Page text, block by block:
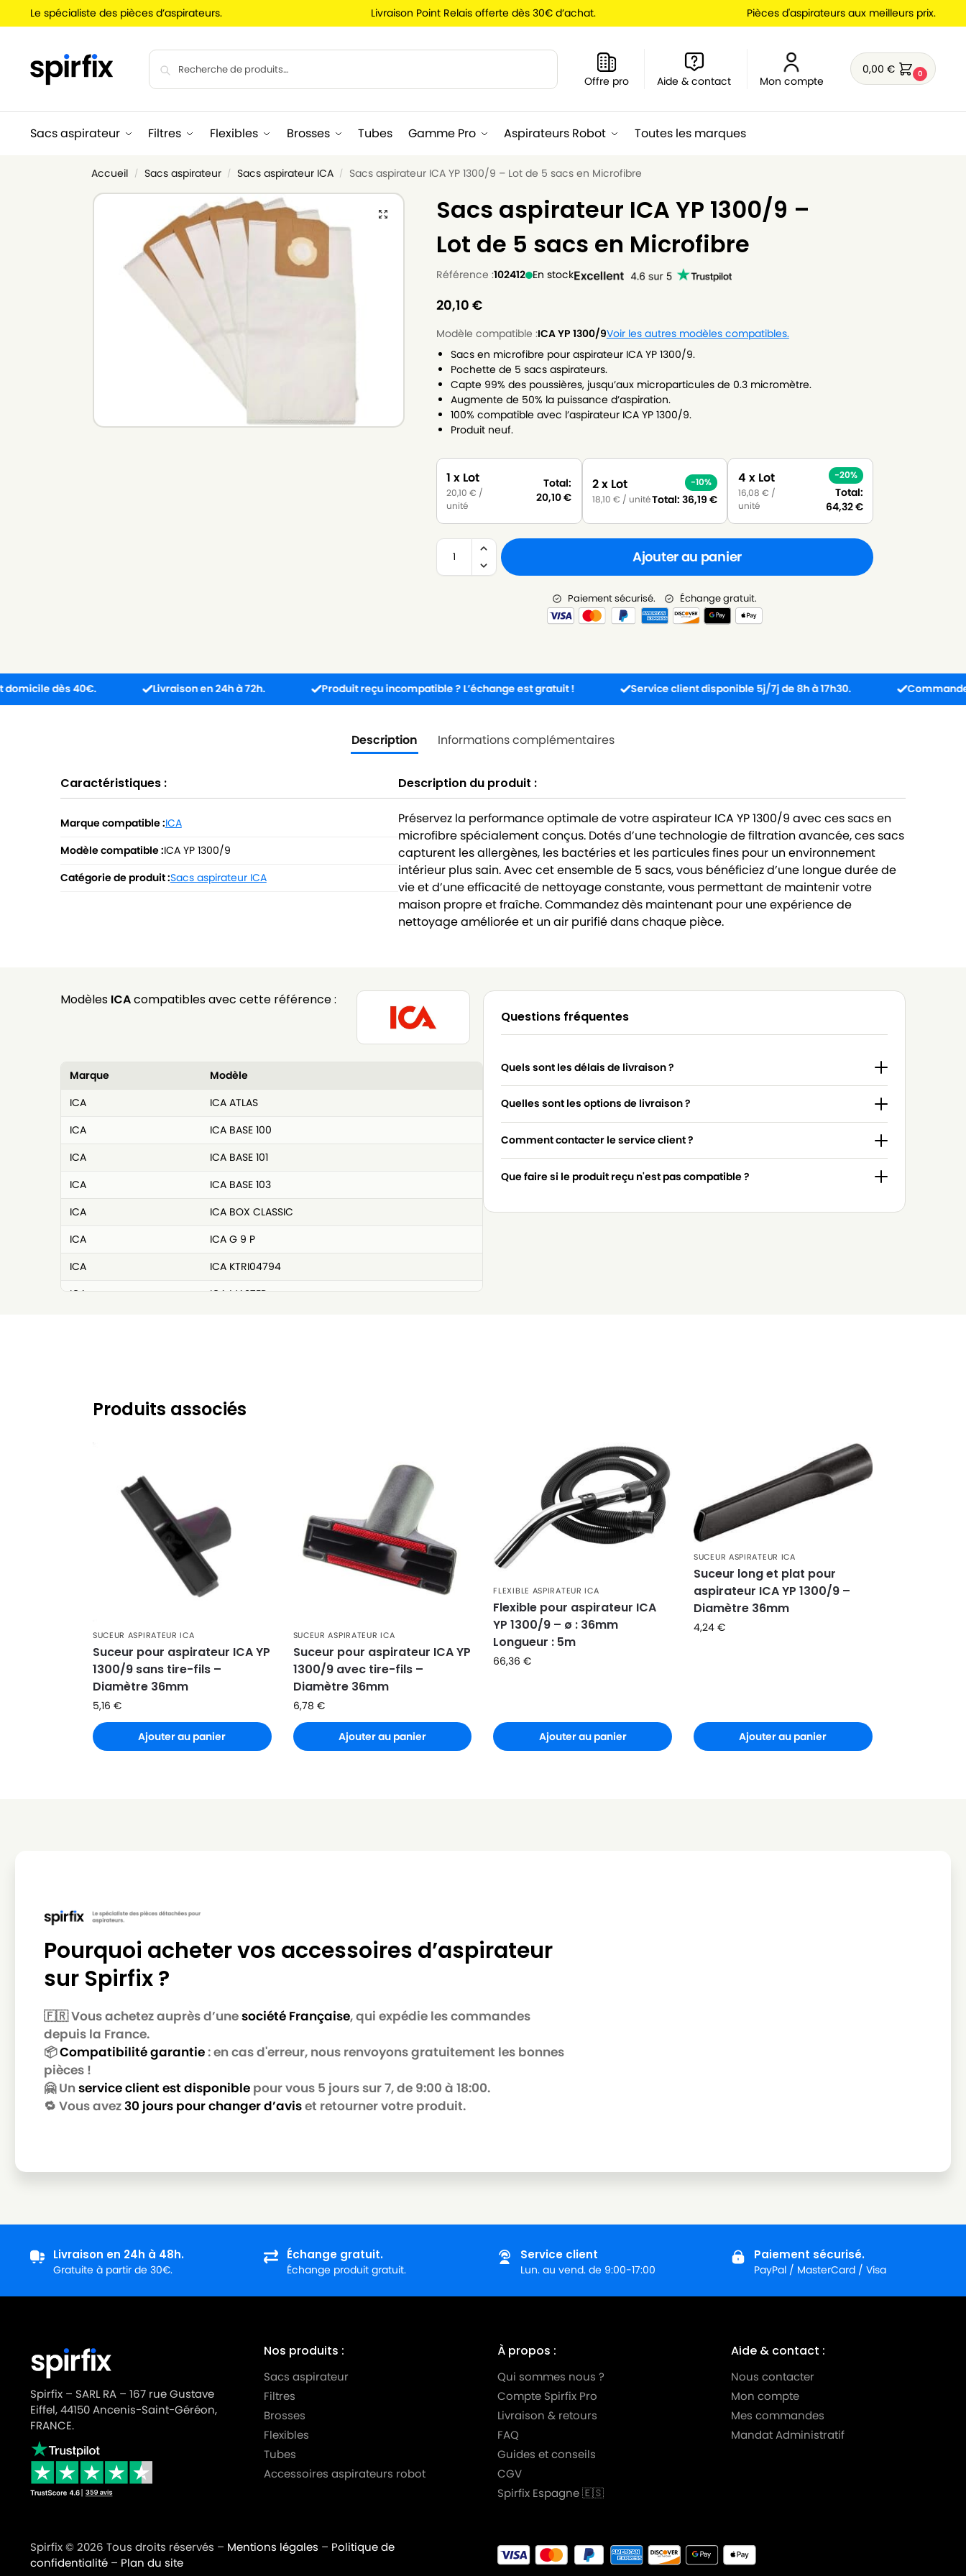
Le spécialiste des pièces d’aspirateurs. Livraison Point Relais offerte dès 30€ d’achat. Pièces d'aspirateurs aux meilleurs prix.
Offre pro Aide & contact Mon compte
0,00€ 0
Sacs aspirateur Filtres Flexibles Brosses Tubes Gamme Pro Aspirateurs Robot Toutes les marques
Accueil / Sacs aspirateur / Sacs aspirateur ICA / Sacs aspirateur ICA YP 1300/9 – Lot de 5 sacs en Microfibre
Sacs aspirateur ICA YP 1300/9 –
Lot de 5 sacs en Microfibre
Référence :102412 En stock
20,10 €
Modèle compatible :ICA YP 1300/9Voir les autres modèles compatibles.
Sacs en microfibre pour aspirateur ICA YP 1300/9.
Pochette de 5 sacs aspirateurs.
Capte 99% des poussières, jusqu’aux microparticules de 0.3 micromètre.
Augmente de 50% la puissance d’aspiration.
100% compatible avec l’aspirateur ICA YP 1300/9.
Produit neuf.
1 x Lot
20,10€ /
unité
Total:
20,10€
2 x Lot
18,10€ / unité
-10%
Total: 36,19 €
4 x Lot
16,08 € /
unité
-20%
Total:
64,32€
Ajouter au panier
Paiement sécurisé. Échange gratuit.
dès 40€. Livraison en 24h à 72h. Produit reçu incompatible ? L’échange est gratuit ! Service client disponible 5j/7j de 8h à 17h30. Commandez avant
Description Informations complémentaires
Caractéristiques :
Marque compatible :ICA
Modèle compatible :ICA YP 1300/9
Catégorie de produit :Sacs aspirateur ICA
Description du produit :
Préservez la performance optimale de votre aspirateur ICA YP 1300/9 avec ces sacs en
microfibre spécialement conçus. Dotés d’une technologie de filtration avancée, ces sacs
capturent les allergènes, les bactéries et les particules fines pour un environnement
intérieur plus sain. Avec cet ensemble de 5 sacs, vous bénéficiez d’une longue durée de
vie et d’une efficacité de nettoyage constante, vous permettant de maintenir votre
maison propre et fraîche. Commandez dès maintenant pour une expérience de
nettoyage améliorée et un air purifié dans chaque pièce.
Modèles ICAcompatibles avec cette référence :
Marque
Modèle
ICA
ICA ATLAS
ICA
ICA BASE 100
ICA
ICA BASE 101
ICA
ICA BASE 103
ICA
ICA BOX CLASSIC
ICA
ICA G 9 P
ICA
ICA KTRI04794
ICA
ICA MASTER
ICA NEVADA 202
ICA SN 1171
ICA YES
ICA YES 215
ICA YES PLAY 202
ICA YP 1300/12
ICA YP 1300/18
ICA YP 1300/9
Questions fréquentes
Quels sont les délais de livraison ?
Quelles sont les options de livraison ?
Comment contacter le service client ?
Que faire si le produit reçu n'est pas compatible ?
Produits associés
SUCEUR ASPIRATEUR ICA
Suceur pour aspirateur ICA YP
1300/9 sans tire-fils –
Diamètre 36mm
5,16 €
Ajouter au panier
SUCEUR ASPIRATEUR ICA
Suceur pour aspirateur ICA YP
1300/9 avec tire-fils –
Diamètre 36mm
6,78 €
Ajouter au panier
FLEXIBLE ASPIRATEUR ICA
Flexible pour aspirateur ICA
YP 1300/9 – ø : 36mm
Longueur : 5m
66,36€
Ajouter au panier
SUCEUR ASPIRATEUR ICA
Suceur long et plat pour
aspirateur ICA YP 1300/9 –
Diamètre 36mm
4,24€
Ajouter au panier
Pourquoi acheter vos accessoires d’aspirateur
sur Spirfix ?
🇫🇷 Vous achetez auprès d’unesociété Française, qui expédie les commandes
depuis la France.
📦Compatibilité garantie: en cas d'erreur, nous renvoyons gratuitement les bonnes
pièces !
🤗 Un service client est disponible pour vous 5 jours sur 7, de 9:00 à 18:00.
🔁 Vous avez30 jours pour changer d’aviset retourner votre produit.
Livraison en 24h à 48h.
Gratuite à partir de 30€.
Échange gratuit.
Échange produit gratuit.
Service client
Lun. au vend. de 9:00-17:00
Paiement sécurisé.
PayPal / MasterCard / Visa
Spirfix – SARL RA – 167 rue Gustave
Eiffel, 44150 Ancenis-Saint-Géréon,
FRANCE.
Nos produits :
Sacs aspirateur
Filtres
Brosses
Flexibles
Tubes
Accessoires aspirateurs robot
À propos :
Qui sommes nous ?
Compte Spirfix Pro
Livraison & retours
FAQ
Guides et conseils
CGV
Spirfix Espagne 🇪🇸
Aide & contact :
Nous contacter
Mon compte
Mes commandes
Mandat Administratif
Spirfix © 2026 Tous droits réservés – Mentions légales – Politique de
confidentialité– Plan du site